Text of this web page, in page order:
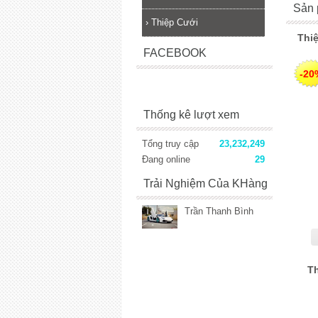
Sản
-
› Thiệp Cưới
FACEBOOK
Thống kê lượt xem
Tổng truy cập
23,232,249
Đang online
29
Trải Nghiệm Của KHàng
Trần Thanh Bình